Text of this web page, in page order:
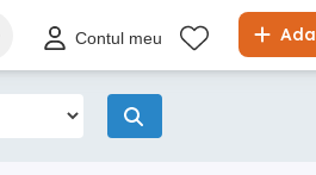
Contul meu
Hartă Listă